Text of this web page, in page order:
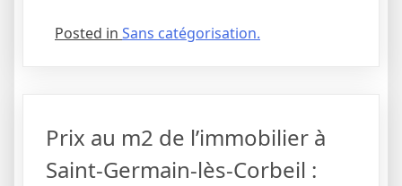
Posted in Sans catégorisation.
Prix au m2 de l’immobilier à
Saint-Germain-lès-Corbeil :